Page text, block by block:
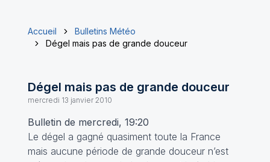
Accueil
Bulletins Météo
Dégel mais pas de grande douceur
Dégel mais pas de grande douceur
mercredi 13 janvier 2010
Bulletin de mercredi, 19:20
Le dégel a gagné quasiment toute la France
mais aucune période de grande douceur n’est